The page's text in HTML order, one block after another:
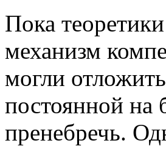
Пока
механизм
могли
постоянной
пренебречь.